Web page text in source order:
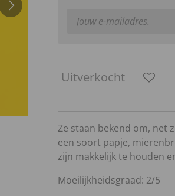
Uitverkocht
Ze staan bekend om, net
een soort papje,
zijn makkelijk te houden
Moeilijkheidsgraad: 2/5